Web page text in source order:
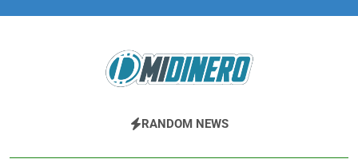
Midinero.co
Fintech, Criptomonedas
RANDOM NEWS